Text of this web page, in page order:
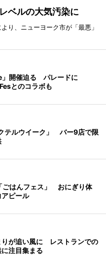
ベルの大気汚染に
り、ニューヨーク市が「最悪」
開催迫る パレードに
とのコラボも
テルウイーク」 バー9店で限
ごはんフェス」 おにぎり体
ピール
りが追い風に レストランでの
注目集まる